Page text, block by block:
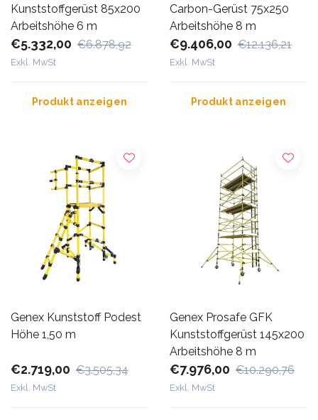
Kunststoffgerüst 85x200
Arbeitshöhe 6 m
€5.332,00 €6.878,92
Exkl. MwSt
Produkt anzeigen
Carbon-Gerüst 75x250
Arbeitshöhe 8 m
€9.406,00 €12.136,21
Exkl. MwSt
Produkt anzeigen
Genex Kunststoff Podest
Höhe 1,50 m
€2.719,00 €3.505,34
Exkl. MwSt
Genex Prosafe GFK
Kunststoffgerüst 145x200
Arbeitshöhe 8 m
€7.976,00 €10.290,76
Exkl. MwSt